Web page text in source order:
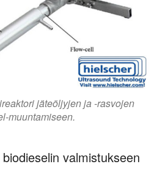
jäteöljyjen ja -rasvojen
muuntamiseen.
valmistukseen